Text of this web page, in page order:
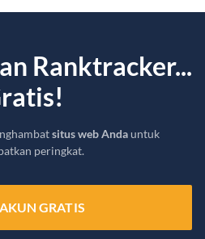
Ranktracker...
situs web Andauntuk
peringkat.
GRATIS